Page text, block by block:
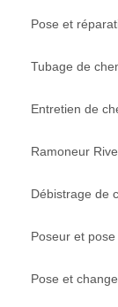
Pose et
Tubage de
Entretien de
Ramoneur
Débistrage de
Poseur et
Pose et